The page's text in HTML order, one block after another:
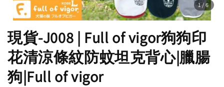
1/6
現貨-J008 | Full of vigor狗狗印
花清涼條紋防蚊坦克背心|臘腸
狗|Full of vigor